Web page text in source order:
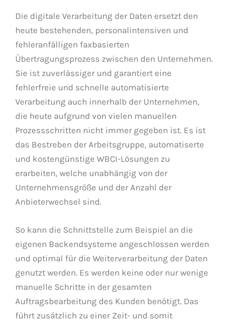
Die digitale Verarbeitung der Daten ersetzt den
heute bestehenden, personalintensiven und
fehleranfälligen faxbasierten
Übertragungsprozess zwischen den Unternehmen.
Sie ist zuverlässiger und garantiert eine
fehlerfreie und schnelle automatisierte
Verarbeitung auch innerhalb der Unternehmen,
die heute aufgrund von vielen manuellen
Prozessschritten nicht immer gegeben ist. Es ist
das Bestreben der Arbeitsgruppe, automatiserte
und kostengünstige WBCI-Lösungen zu
erarbeiten, welche unabhängig von der
Unternehmensgröße und der Anzahl der
Anbieterwechsel sind.
So kann die Schnittstelle zum Beispiel an die
eigenen Backendsysteme angeschlossen werden
und optimal für die Weiterverarbeitung der Daten
genutzt werden. Es werden keine oder nur wenige
manuelle Schritte in der gesamten
Auftragsbearbeitung des Kunden benötigt. Das
führt zusätzlich zu einer Zeit- und somit